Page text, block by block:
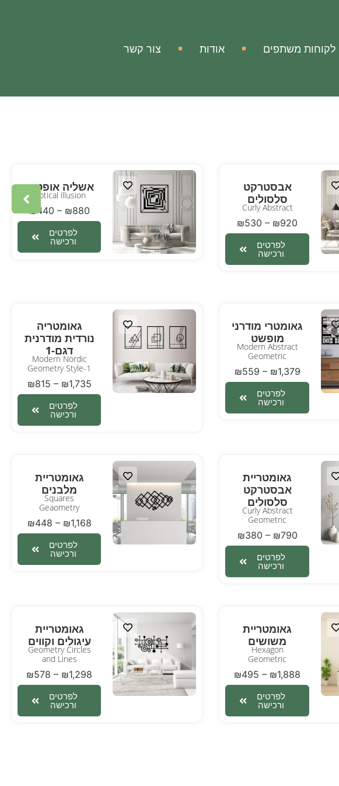
לקוחות משתפים אודות צור קשר
אבסטרקט
סלסולים
Curly Abstract
₪530 – ₪920
לפרטים
ורכישה
אשליה אופטית
Optical illusion
₪440 – ₪880
לפרטים
ורכישה
גאומטרי מודרני
מופשט
Modern Abstract
Geometric
₪559 – ₪1,379
לפרטים
ורכישה
גאומטריה
נורדית מודרנית
דגם-1
Modern Nordic
Geometry Style-1
₪815 – ₪1,735
לפרטים
ורכישה
גאומטריית
אבסטרקט
סלסולים
Curly Abstract
Geometric
₪380 – ₪790
לפרטים
ורכישה
גאומטריית
מלבנים
Squares
Geaometry
₪448 – ₪1,168
לפרטים
ורכישה
גאומטריית
משושים
Hexagon
Geometric
₪495 – ₪1,888
לפרטים
ורכישה
גאומטריית
עיגולים וקווים
Geometry Circles
and Lines
₪578 – ₪1,298
לפרטים
ורכישה